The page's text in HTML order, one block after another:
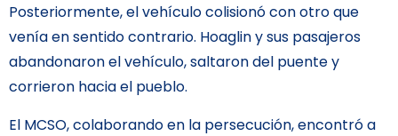
Posteriormente, el vehículo colisionó con otro que
venía en sentido contrario. Hoaglin y sus pasajeros
abandonaron el vehículo, saltaron del puente y
corrieron hacia el pueblo.
El MCSO, colaborando en la persecución, encontró a